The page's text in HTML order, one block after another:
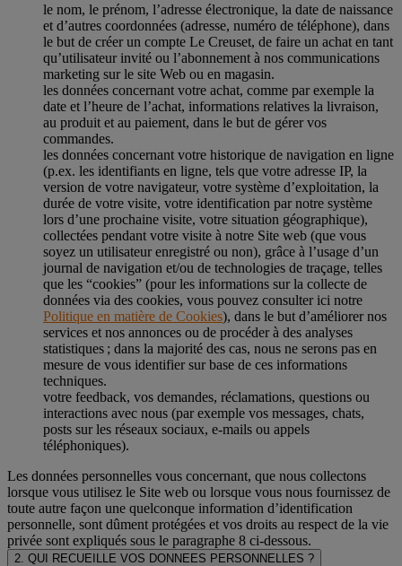
le nom, le prénom, l’adresse électronique, la date de naissance
et d’autres coordonnées (adresse, numéro de téléphone), dans
le but de créer un compte Le Creuset, de faire un achat en tant
qu’utilisateur invité ou l’abonnement à nos communications
marketing sur le site Web ou en magasin.
les données concernant votre achat, comme par exemple la
date et l’heure de l’achat, informations relatives la livraison,
au produit et au paiement, dans le but de gérer vos
commandes.
les données concernant votre historique de navigation en ligne
(p.ex. les identifiants en ligne, tels que votre adresse IP, la
version de votre navigateur, votre système d’exploitation, la
durée de votre visite, votre identification par notre système
lors d’une prochaine visite, votre situation géographique),
collectées pendant votre visite à notre Site web (que vous
soyez un utilisateur enregistré ou non), grâce à l’usage d’un
journal de navigation et/ou de technologies de traçage, telles
que les “cookies” (pour les informations sur la collecte de
données via des cookies, vous pouvez consulter ici notre
Politique en matière de Cookies), dans le but d’améliorer nos
services et nos annonces ou de procéder à des analyses
statistiques ; dans la majorité des cas, nous ne serons pas en
mesure de vous identifier sur base de ces informations
techniques.
votre feedback, vos demandes, réclamations, questions ou
interactions avec nous (par exemple vos messages, chats,
posts sur les réseaux sociaux, e-mails ou appels
téléphoniques).
Les données personnelles vous concernant, que nous collectons
lorsque vous utilisez le Site web ou lorsque vous nous fournissez de
toute autre façon une quelconque information d’identification
personnelle, sont dûment protégées et vos droits au respect de la vie
privée sont expliqués sous le paragraphe 8 ci-dessous.
2. QUI RECUEILLE VOS DONNEES PERSONNELLES ?